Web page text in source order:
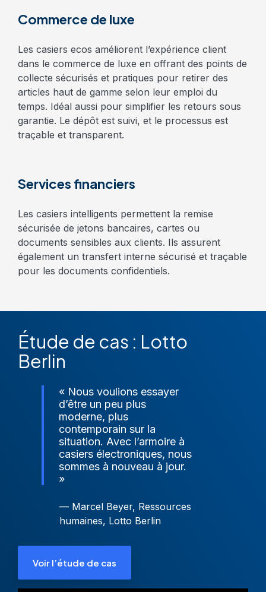
Commerce de luxe
Les casiers ecos améliorent l’expérience client
dans le commerce de luxe en offrant des points de
collecte sécurisés et pratiques pour retirer des
articles haut de gamme selon leur emploi du
temps. Idéal aussi pour simplifier les retours sous
garantie. Le dépôt est suivi, et le processus est
traçable et transparent.
Services financiers
Les casiers intelligents permettent la remise
sécurisée de jetons bancaires, cartes ou
documents sensibles aux clients. Ils assurent
également un transfert interne sécurisé et traçable
pour les documents confidentiels.
Étude de cas : Lotto
Berlin
« Nous voulions essayer
d’être un peu plus
moderne, plus
contemporain sur la
situation. Avec l’armoire à
casiers électroniques, nous
sommes à nouveau à jour.
»
— Marcel Beyer, Ressources
humaines, Lotto Berlin
Voir l’étude de cas